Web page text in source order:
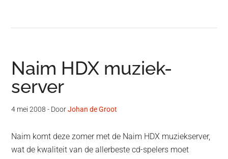
Naim HDX muziek-
server
4 mei 2008 - DoorJohan de Groot
Naim komt deze zomer met de Naim HDX muziekserver,
wat de kwaliteit van de allerbeste cd-spelers moet